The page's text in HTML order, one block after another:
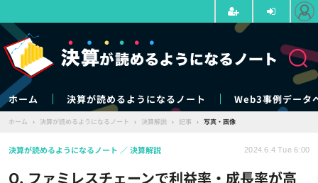
ホーム 決算が読めるようになるノート Web3事例データ
ホーム › 決算が読めるようになるノート › 決算解説 › 記事 › 写真・画像
Q. ファミレスチェーンで利益率・成長率が高
決算が読めるようになるノート 決算解説 2024.6.4 Tue 6:00